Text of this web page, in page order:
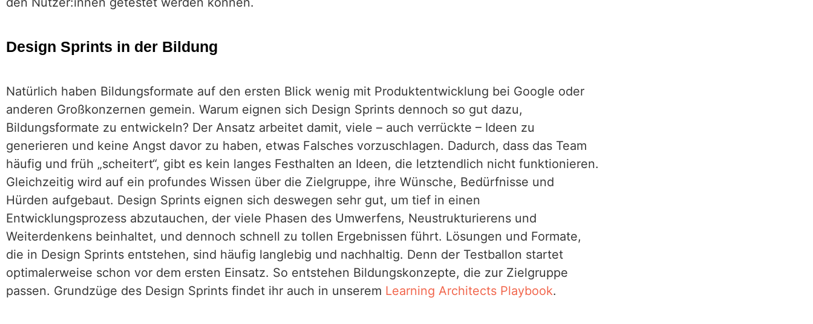
Design Sprints in der Bildung
Natürlich haben Bildungsformate auf den ersten Blick wenig mit Produktentwicklung bei Google oder
anderen Großkonzernen gemein. Warum eignen sich Design Sprints dennoch so gut dazu,
Bildungsformate zu entwickeln? Der Ansatz arbeitet damit, viele – auch verrückte – Ideen zu
generieren und keine Angst davor zu haben, etwas Falsches vorzuschlagen. Dadurch, dass das Team
häufig und früh „scheitert“, gibt es kein langes Festhalten an Ideen, die letztendlich nicht funktionieren.
Gleichzeitig wird auf ein profundes Wissen über die Zielgruppe, ihre Wünsche, Bedürfnisse und
Hürden aufgebaut. Design Sprints eignen sich deswegen sehr gut, um tief in einen
Entwicklungsprozess abzutauchen, der viele Phasen des Umwerfens, Neustrukturierens und
Weiterdenkens beinhaltet, und dennoch schnell zu tollen Ergebnissen führt. Lösungen und Formate,
die in Design Sprints entstehen, sind häufig langlebig und nachhaltig. Denn der Testballon startet
optimalerweise schon vor dem ersten Einsatz. So entstehen Bildungskonzepte, die zur Zielgruppe
passen. Grundzüge des Design Sprints findet ihr auch in unserem Learning Architects Playbook.